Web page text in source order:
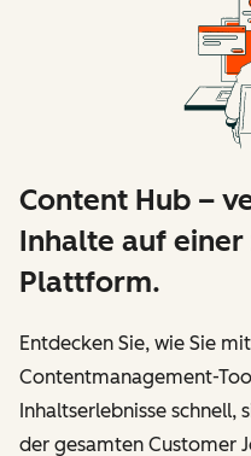
Content Hub –
Inhalte auf
Plattform.
Entdecken Sie, wie Sie
Contentmanagement-
Inhaltserlebnisse schnell,
der gesamten Customer